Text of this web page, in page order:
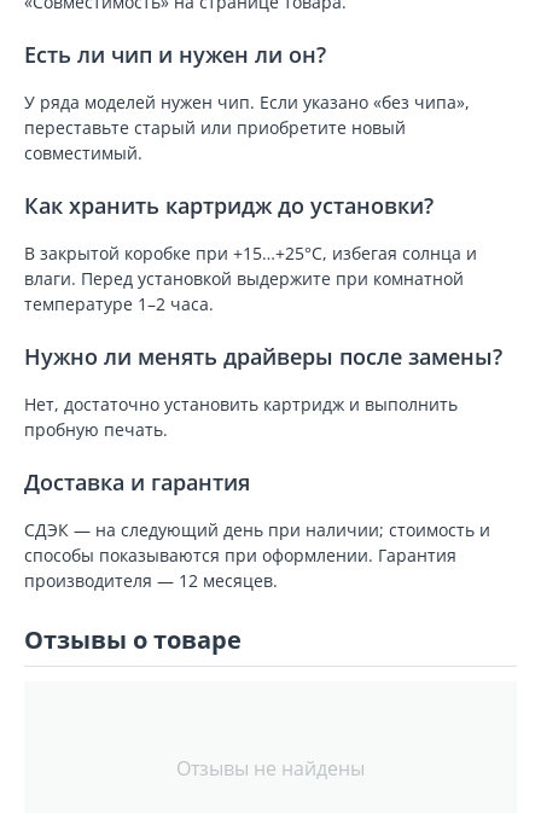
Есть ли чип и нужен ли он?
У ряда моделей нужен чип. Если указано «без чипа»,
переставьте старый или приобретите новый
совместимый.
Как хранить картридж до установки?
В закрытой коробке при +15…+25°C, избегая солнца и
влаги. Перед установкой выдержите при комнатной
температуре 1–2 часа.
Нужно ли менять драйверы после замены?
Нет, достаточно установить картридж и выполнить
пробную печать.
Доставка и гарантия
СДЭК — на следующий день при наличии; стоимость и
способы показываются при оформлении. Гарантия
производителя — 12 месяцев.
Отзывы о товаре
Отзывы не найдены